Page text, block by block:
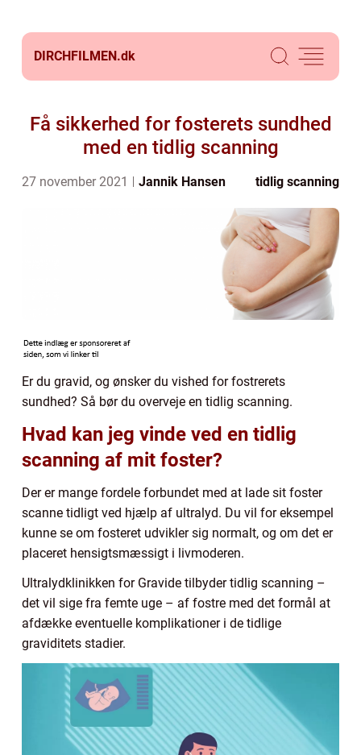
DIRCHFILMEN.dk
Få sikkerhed for fosterets sundhed
med en tidlig scanning
27 november 2021 Jannik Hansen tidlig scanning
Er du gravid, og ønsker du vished for fostrerets
sundhed? Så bør du overveje en tidlig scanning.
Hvad kan jeg vinde ved en tidlig
scanning af mit foster?
Der er mange fordele forbundet med at lade sit foster
scanne tidligt ved hjælp af ultralyd. Du vil for eksempel
kunne se om fosteret udvikler sig normalt, og om det er
placeret hensigtsmæssigt i livmoderen.
Ultralydklinikken for Gravide tilbyder tidlig scanning –
det vil sige fra femte uge – af fostre med det formål at
afdække eventuelle komplikationer i de tidlige
graviditets stadier.